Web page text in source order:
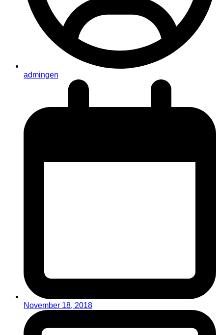
admingen
November 18, 2018